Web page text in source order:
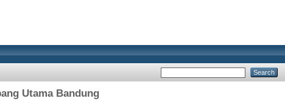
Utama Bandung